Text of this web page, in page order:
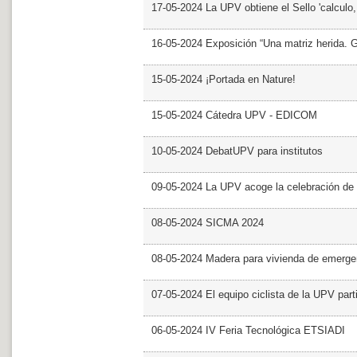
17-05-2024 La UPV obtiene el Sello
16-05-2024 Exposición “Una matriz herida.
15-05-2024 ¡Portada en Nature!
15-05-2024 Cátedra UPV - EDICOM
10-05-2024 DebatUPV para institutos
09-05-2024 La UPV acoge la celebración
08-05-2024 SICMA 2024
08-05-2024 Madera para vivienda de
07-05-2024 El equipo ciclista de la UPV
06-05-2024 IV Feria Tecnológica ETSIADI